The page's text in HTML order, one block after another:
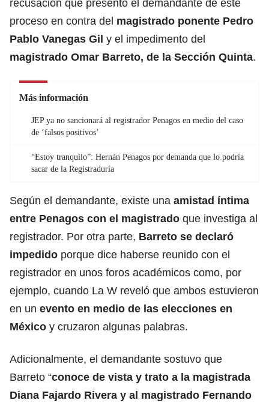
recusación que presentó el demandante de este
proceso en contra del magistrado ponente Pedro
Pablo Vanegas Gil y el impedimento del
magistrado Omar Barreto, de la Sección Quinta.
Más información
JEP ya no sancionará al registrador Penagos en medio del caso
de ‘falsos positivos’
“Estoy tranquilo”: Hernán Penagos por demanda que lo podría
sacar de la Registraduría
Según el demandante, existe una amistad íntima
entre Penagos con el magistrado que investiga al
registrador. Por otra parte, Barreto se declaró
impedido porque dice haberse reunido con el
registrador en unos foros académicos como, por
ejemplo, cuando La W reveló que ambos estuvieron
en un evento en medio de las elecciones en
México y cruzaron algunas palabras.
Adicionalmente, el demandante sostuvo que
Barreto “conoce de vista y trato a la magistrada
Diana Fajardo Rivera y al magistrado Fernando